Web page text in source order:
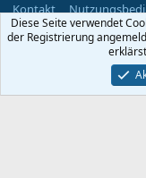
Kontakt
Hilfe und Impressum
Community platform by
Diese Seite verwendet
der Registrierung